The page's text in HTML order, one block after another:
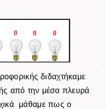
διδαχτήκαμε
από την μέσα πλευρά
μάθαμε πως ο